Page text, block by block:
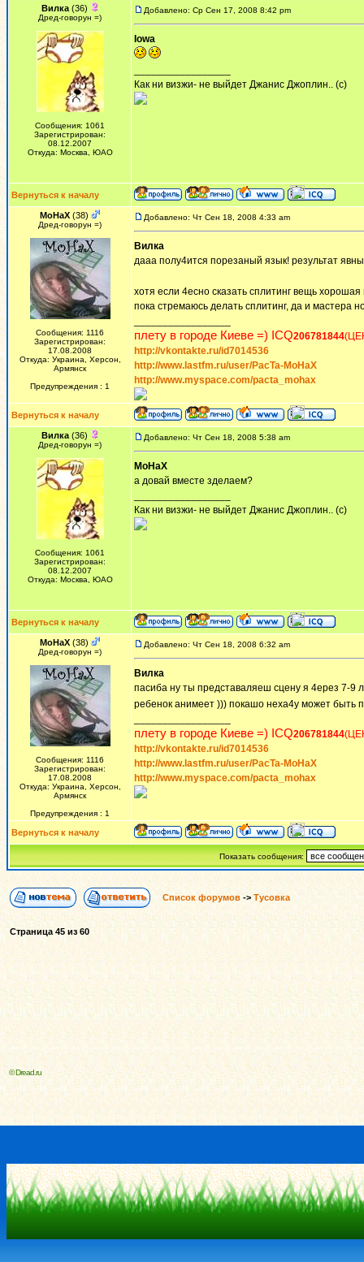
Вилка(36)
Дред-говорун =)
Сообщения: 1061
Зарегистрирован:
08.12.2007
Откуда: Москва, ЮАО
Добавлено: Ср Сен 17, 2008 8:42 pm
Iowa
Как ни визжи- не выйдет Джанис Джоплин.. (с)
Вернуться к началу
MoHaX (38)
Дред-говорун =)
Сообщения: 1116
Зарегистрирован:
17.08.2008
Откуда: Украина, Херсон,
Армянск
Предупреждения : 1
Добавлено: Чт Сен 18, 2008 4:33 am
Вилка
дааа полу4ится порезаный язык! результат
хотя если 4есно сказать сплитинг вещь
пока стремаюсь делать сплитинг, да и мастера
плету в городе Киеве =) ICQ206781844
http://vkontakte.ru/id7014536
http://www.lastfm.ru/user/PacTa-MoHaX
http://www.myspace.com/pacta_mohax
Вернуться к началу
Вилка(36)
Дред-говорун =)
Сообщения: 1061
Зарегистрирован:
08.12.2007
Откуда: Москва, ЮАО
Добавлено: Чт Сен 18, 2008 5:38 am
MoHaX
а довай вместе зделаем?
Как ни визжи- не выйдет Джанис Джоплин.. (с)
Вернуться к началу
MoHaX (38)
Дред-говорун =)
Сообщения: 1116
Зарегистрирован:
17.08.2008
Откуда: Украина, Херсон,
Армянск
Предупреждения : 1
Добавлено: Чт Сен 18, 2008 6:32 am
Вилка
пасиба ну ты представаляеш сцену я 4ерез 7-9
ребенок анимеет ))) покашо неха4у может быть
плету в городе Киеве =) ICQ206781844
http://vkontakte.ru/id7014536
http://www.lastfm.ru/user/PacTa-MoHaX
http://www.myspace.com/pacta_mohax
Вернуться к началу
Показать сообщения:
Список форумов -> Тусовка
Страница 45 из 60
© Dread.ru